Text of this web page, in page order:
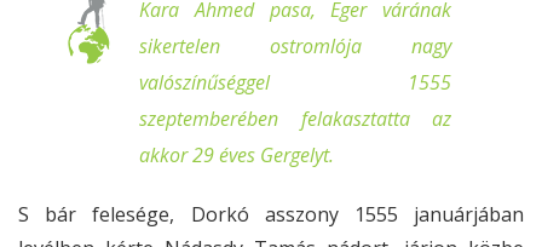
Kara Ahmed pasa, Eger várának
sikertelen ostromlója nagy
valószínűséggel 1555
szeptemberében felakasztatta az
akkor 29 éves Gergelyt.
S bár felesége, Dorkó asszony 1555 januárjában